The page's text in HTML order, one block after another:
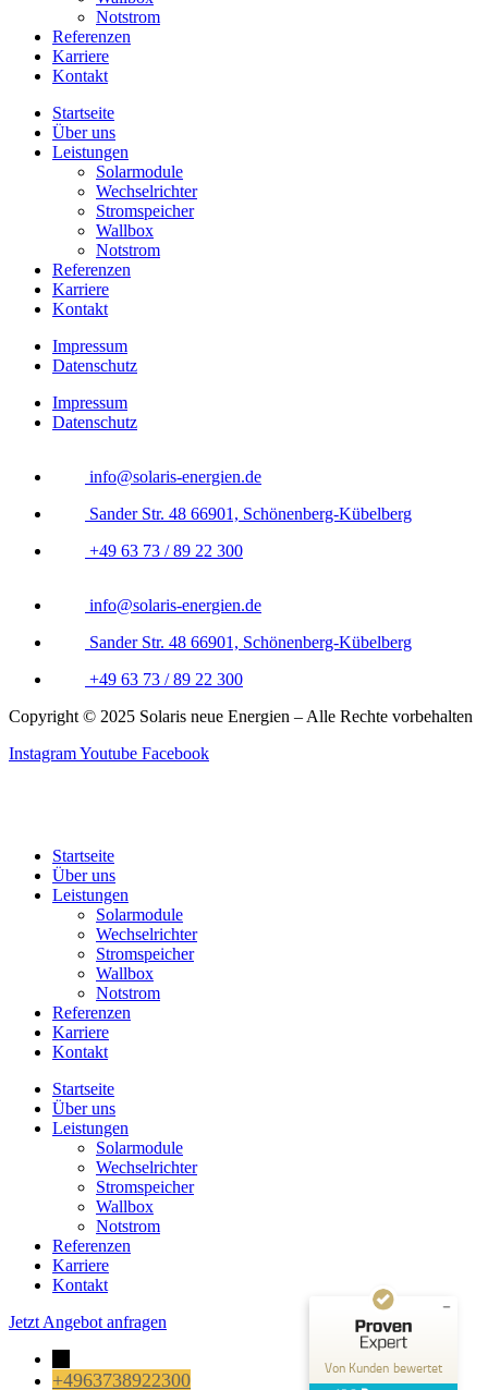
Notstrom
Referenzen
Karriere
Kontakt
Startseite
Über uns
Leistungen
Solarmodule
Wechselrichter
Stromspeicher
Wallbox
Notstrom
Referenzen
Karriere
Kontakt
Impressum
Datenschutz
Impressum
Datenschutz
info@solaris-energien.de
Sander Str. 48 66901, Schönenberg-Kübelberg
+49 63 73 / 89 22 300
info@solaris-energien.de
Sander Str. 48 66901, Schönenberg-Kübelberg
+49 63 73 / 89 22 300
Copyright © 2025 Solaris neue Energien – Alle Rechte vorbehalten
InstagramYoutube Facebook
Startseite
Über uns
Leistungen
Solarmodule
Wechselrichter
Stromspeicher
Wallbox
Notstrom
Referenzen
Karriere
Kontakt
Startseite
Über uns
Leistungen
Solarmodule
Wechselrichter
Stromspeicher
Wallbox
Notstrom
Referenzen
Karriere
Kontakt
Jetzt Angebot anfragen
+4963738922300
Von Kunden bewertet
Bewertungen auf
ProvenExpert.com